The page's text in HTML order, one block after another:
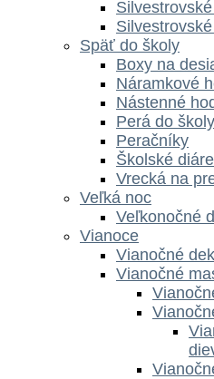
Späť do školy
Boxy na
Náramkové
Nástenné
Perá do školy
Peračníky
Školské diáre
Vrecká na
Veľká noc
Veľkonočné
Vianoce
Vianočné
Vianočné